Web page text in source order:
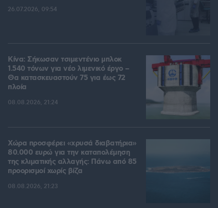
26.07.2026, 09:54
Κίνα: Σήκωσαν τσιμεντένιο μπλοκ
1.540 τόνων για νέο λιμενικό έργο –
Θα κατασκευαστούν 75 για έως 72
πλοία
08.08.2026, 21:24
Χώρα προσφέρει «χρυσά διαβατήρια»
80.000 ευρώ για την καταπολέμηση
της κλιματικής αλλαγής: Πάνω από 85
προορισμοί χωρίς βίζα
08.08.2026, 21:23